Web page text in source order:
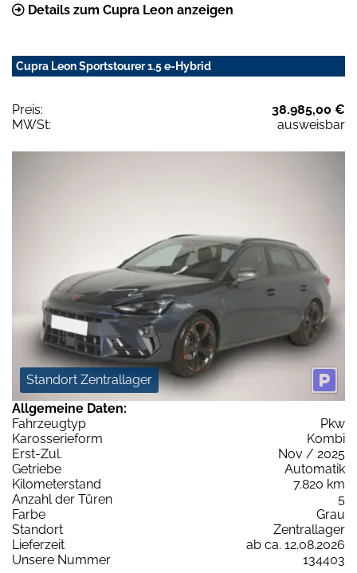
Details zum Cupra Leon anzeigen
Cupra Leon Sportstourer 1.5 e-Hybrid
Preis:
38.985,00 €
MWSt:
ausweisbar
Standort Zentrallager
Allgemeine Daten:
Fahrzeugtyp
Pkw
Karosserieform
Kombi
Erst-Zul.
Nov / 2025
Getriebe
Automatik
Kilometerstand
7.820 km
Anzahl der Türen
5
Farbe
Grau
Standort
Zentrallager
Lieferzeit
ab ca. 12.08.2026
Unsere Nummer
134403